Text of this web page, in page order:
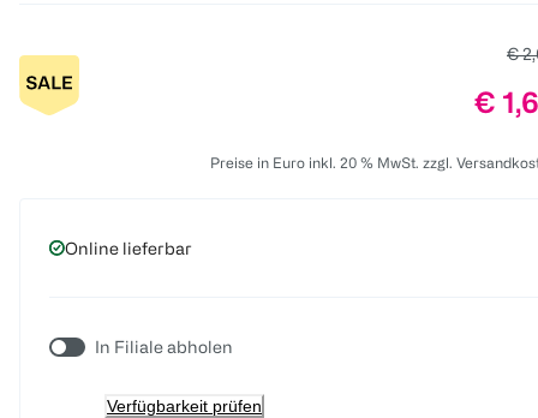
€
€
Preise in Euro inkl. 20 % MwSt. zzgl.
Online lieferbar
In Filiale abholen
Verfügbarkeit prüfen